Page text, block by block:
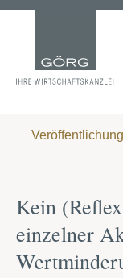
Kein
einzelner